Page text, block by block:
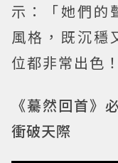
示：「她們的
風格，既沉穩
位都非常出色！
《驀然回首》
衝破天際